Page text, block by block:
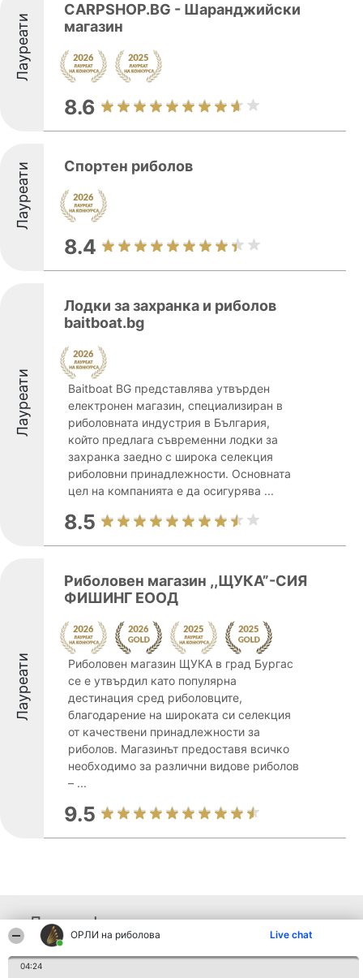
ОРЛИ на риболова Live chat
04:24
Лауреати
CARPSHOP.BG - Шаранджийски
магазин
8.6
Лауреати Спортен риболов
8.4
Лауреати
Лодки за захранка и риболов
baitboat.bg
Baitboat BG представлява утвърден
електронен магазин, специализиран в
риболовната индустрия в България,
който предлага съвременни лодки за
захранка заедно с широка селекция
риболовни принадлежности. Основната
цел на компанията е да осигурява ...
8.5
Лауреати
Риболовен магазин ,,ЩУКА”-СИЯ
ФИШИНГ ЕООД
Риболовен магазин ЩУКА в град Бургас
се е утвърдил като популярна
дестинация сред риболовците,
благодарение на широката си селекция
от качествени принадлежности за
риболов. Магазинът предоставя всичко
необходимо за различни видове риболов
– ...
9.5
Други фирми от региона